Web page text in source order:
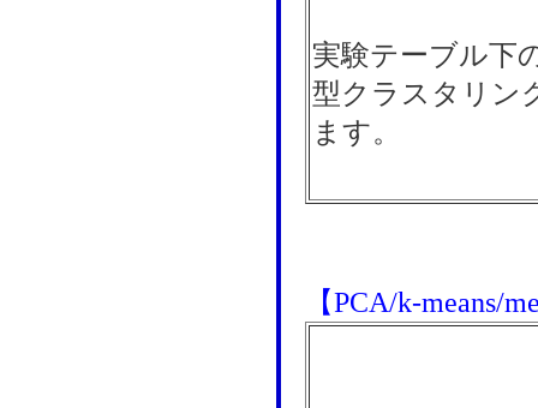
実験テーブル下
型クラスタリン
ます。
【PCA/k-means/